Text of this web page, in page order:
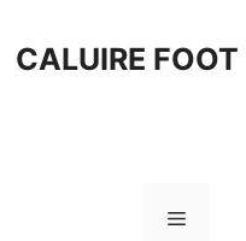
CALUIRE FOOT
Menu